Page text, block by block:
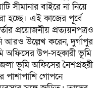
সীমানার বাইরে না নিয়ে
হচ্ছে। এই কাজের পূর্বে
প্রয়োজনীয় প্রত্যয়নপত্রও
আরও উল্লেখ করেন, দুর্গাপুর
অফিসের উপ-সহকারী ভূমি
ভূমি অফিসের নৈশপ্রহরী
পাশাপাশি গোপনে